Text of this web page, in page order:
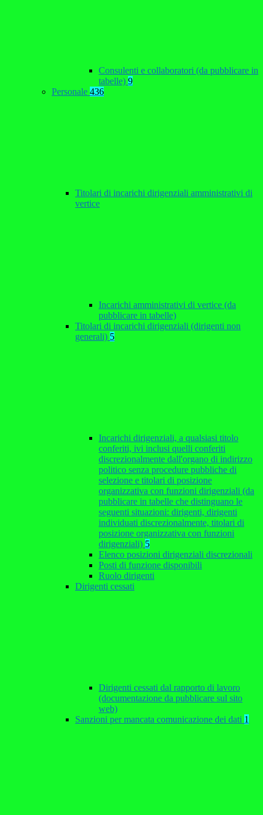
Consulenti e collaboratori (da pubblicare in
tabelle) 9
Personale 436
Titolari di incarichi dirigenziali amministrativi di
vertice
Incarichi amministrativi di vertice (da
pubblicare in tabelle)
Titolari di incarichi dirigenziali (dirigenti non
generali) 5
Incarichi dirigenziali, a qualsiasi titolo
conferiti, ivi inclusi quelli conferiti
discrezionalmente dall'organo di indirizzo
politico senza procedure pubbliche di
selezione e titolari di posizione
organizzativa con funzioni dirigenziali (da
pubblicare in tabelle che distinguano le
seguenti situazioni: dirigenti, dirigenti
individuati discrezionalmente, titolari di
posizione organizzativa con funzioni
dirigenziali) 5
Elenco posizioni dirigenziali discrezionali
Posti di funzione disponibili
Ruolo dirigenti
Dirigenti cessati
Dirigenti cessati dal rapporto di lavoro
(documentazione da pubblicare sul sito
web)
Sanzioni per mancata comunicazione dei dati 1